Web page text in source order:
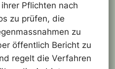
Pflichten nach
zu prüfen, die
zu
öffentlich Bericht zu
regelt die Verfahren